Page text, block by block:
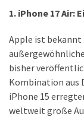
SIM-
Was
ist
kostengünstiger?
Smartwatch
1. iPhone 17 Air:
Apple ist bekannt
bisher
Kombination aus
iPhone 15
weltweit große